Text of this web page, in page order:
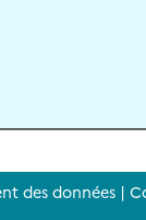
des données|